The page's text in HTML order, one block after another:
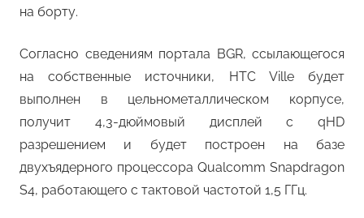
на борту.
Согласно сведениям портала BGR, ссылающегося
на собственные источники, HTC Ville будет
выполнен в цельнометаллическом корпусе,
получит 4,3-дюймовый дисплей с qHD
разрешением и будет построен на базе
двухъядерного процессора Qualcomm Snapdragon
S4, работающего с тактовой частотой 1,5 ГГц.